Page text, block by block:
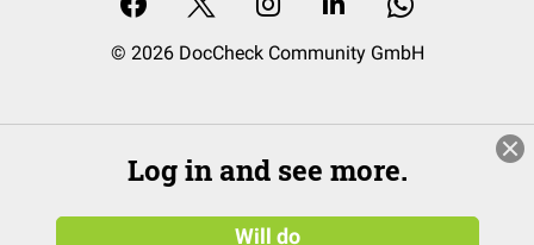
© 2026 DocCheck Community GmbH
Log in and see more.
Will do